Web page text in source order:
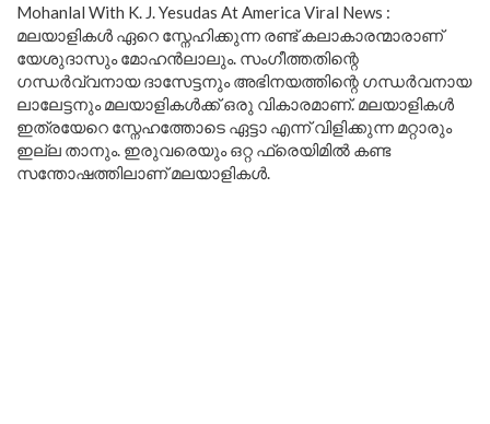
Mohanlal With K. J. Yesudas At America Viral News :
മലയാളികൾ ഏറെ സ്നേഹിക്കുന്ന രണ്ട് കലാകാരന്മാരാണ്
യേശുദാസും മോഹൻലാലും. സംഗീത്തതിന്റെ
ഗന്ധർവ്വനായ ദാസേട്ടനും അഭിനയത്തിന്റെ ഗന്ധർവനായ
ലാലേട്ടനും മലയാളികൾക്ക് ഒരു വികാരമാണ്. മലയാളികൾ
ഇത്രയേറെ സ്നേഹത്തോടെ ഏട്ടാ എന്ന് വിളിക്കുന്ന മറ്റാരും
ഇല്ല താനും. ഇരുവരെയും ഒറ്റ ഫ്രെയിമിൽ കണ്ട
സന്തോഷത്തിലാണ് മലയാളികൾ.